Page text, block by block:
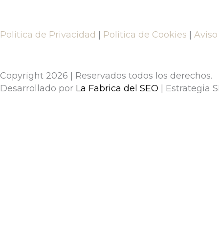
Política de Privacidad Política de Cookies Aviso
Copyright 2026 | Reservados todos los derechos.
Desarrollado por La Fabrica del SEO | Estrategia